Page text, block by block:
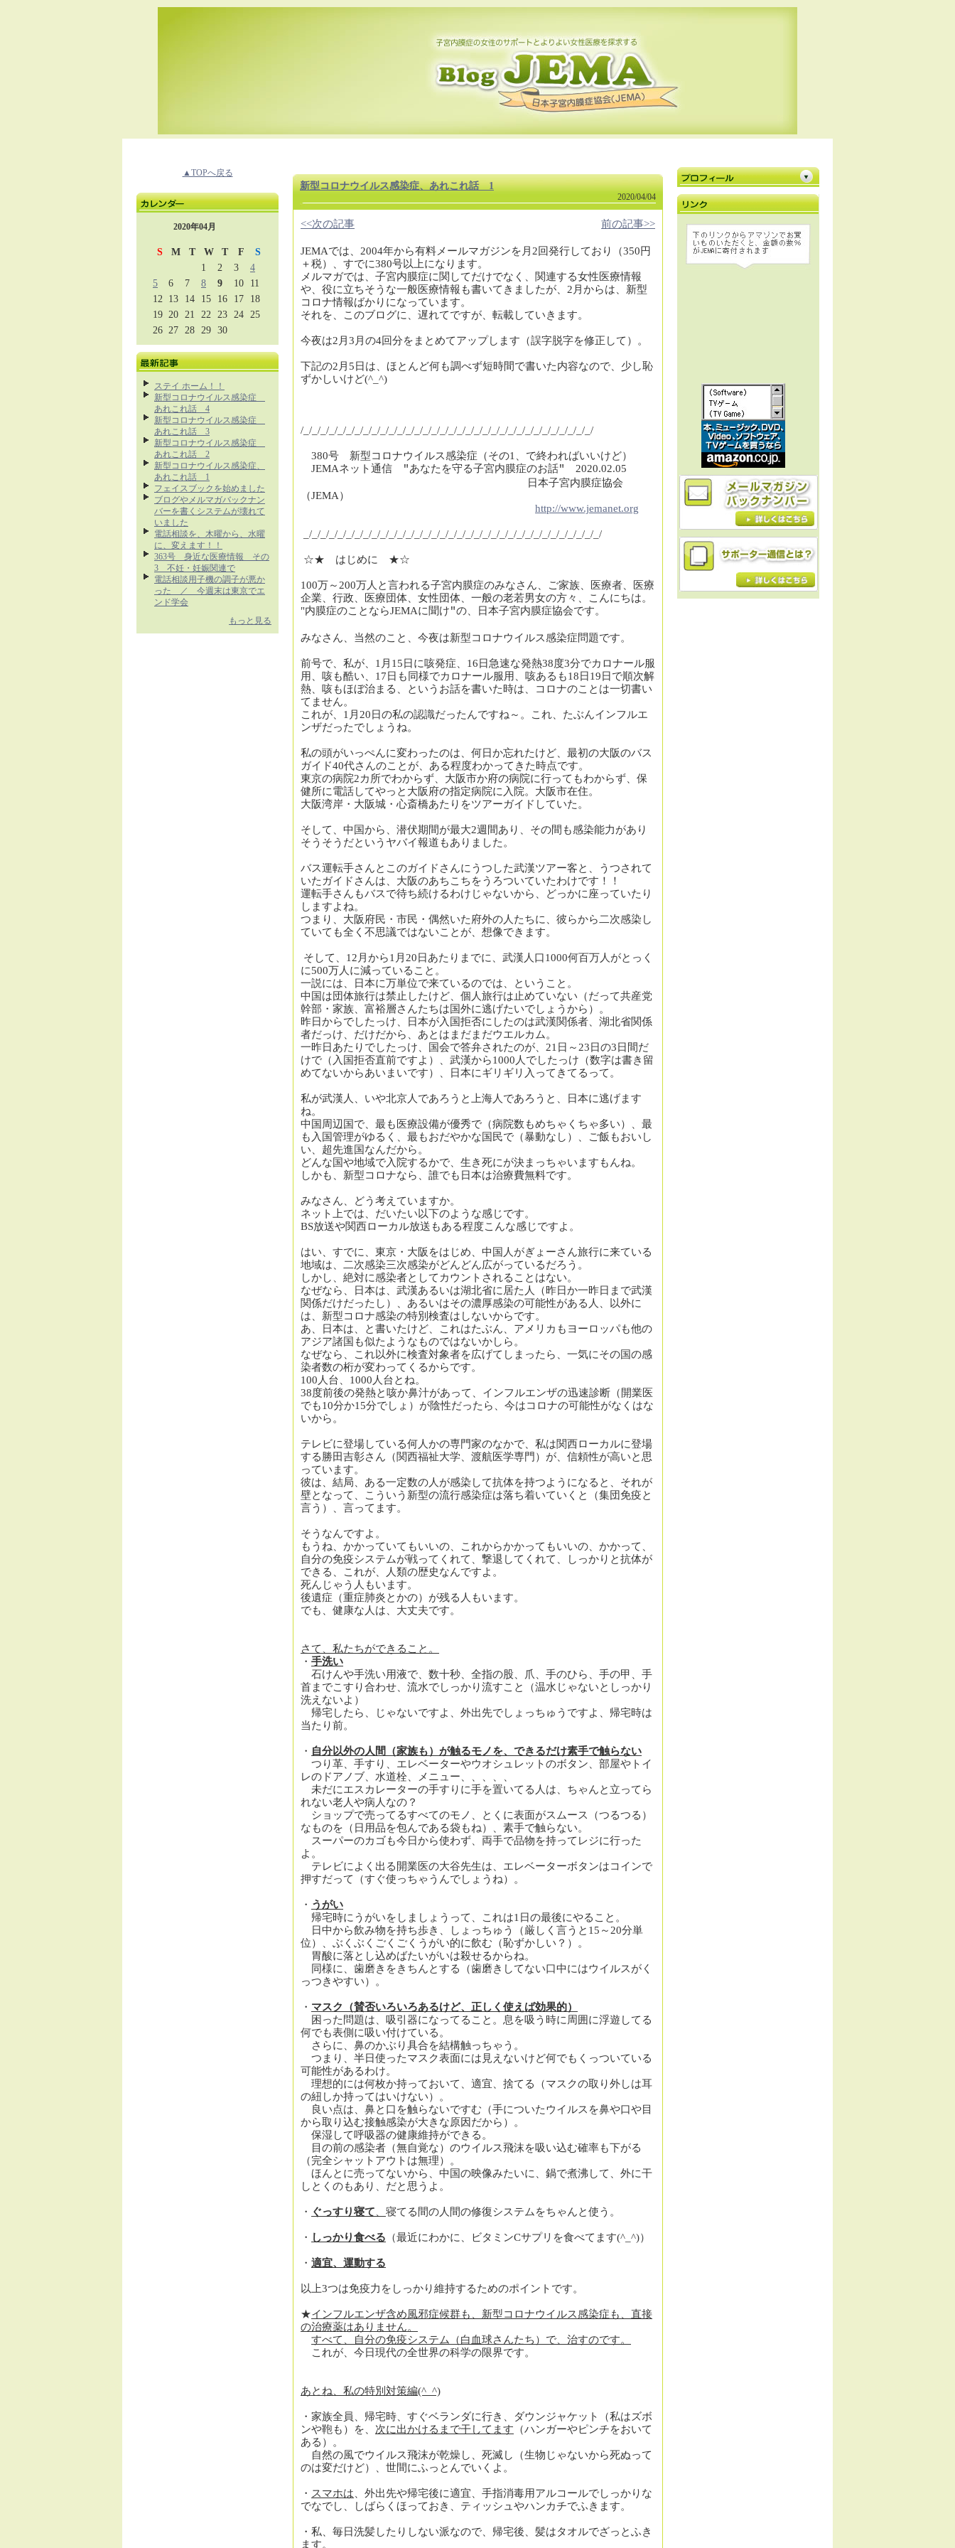
新型コロナウイルス感染症、あれこれ話 1
2020/04/04
<<次の記事 前の記事>>
JEMAでは、2004年から有料メールマガジンを月2回発行しており（350円
＋税）、 すでに380号以上になります。
メルマガでは、子宮内膜症に関してだけでなく、関連する女性医療情報
や、役に立ちそうな一般医療情報も書いてきましたが、 2月からは、新型
コロナ情報ばかりになっています。
それを、このブログに、遅れてですが、転載していきます。
今夜は2月3月の4回分をまとめてアップします（誤字脱字を修正して）。
下記の2月5日は、ほとんど何も調べず短時間で書いた内容なので、少し恥
ずかしいけど(^_^)
/_/_/_/_/_/_/_/_/_/_/_/_/_/_/_/_/_/_/_/_/_/_/_/_/_/_/_/_/_/_/_/_/_/_/
380号 新型コロナウイルス感染症（その1
、で終わればいいけど）
JEMAネット通信 "あなたを守る子宮内膜症のお話"
2020.02.05
日本子宮内膜症協会
（JEMA）
http://www.jemanet.org
_/_/_/_/_/_/_/_/_/_/_/_/_/_/_/_/_/_/_/_/_/_/_/_/_/_/_/_/_/_/_/_/_/_/_/
☆★ はじめに ★☆
100万～ 200万人と言われる子宮内膜症のみなさん、ご家族、医療者、医療
企業、 行政、医療団体、女性団体、一般の老若男女の方々、こんにちは。
"内膜症のことならJEMAに聞け"の、日本子宮内膜症協会です。
みなさん、当然のこと、今夜は新型コロナウイルス感染症問題です。
前号で、私が、 1 月 15 日に咳発症、 16 日急速な発熱38度3分でカロナール服
用、 咳も酷い、 17 日も同様でカロナール服用、咳あるも18 日 19 日で順次解
熱、 咳もほぼ治まる、というお話を書いた時は、コロナのことは一切書い
てません。
これが、 1 月 20 日の私の認識だったんですね～。
これ、たぶんインフルエ
ンザだったでしょうね。
私の頭がいっぺんに変わったのは、何日か忘れたけど、最初の大阪のバス
ガイド40代さんのことが、ある程度わかってきた時点です。
東京の病院2カ所でわからず、大阪市か府の病院に行ってもわからず、保
健所に電話してやっと大阪府の指定病院に入院。 大阪市在住。
大阪湾岸・大阪城・心斎橋あたりをツアーガイドしていた。
そして、中国から、潜伏期間が最大2週間あり、その間も感染能力があり
そうそうだというヤバイ報道もありました。
バス運転手さんとこのガイドさんにうつした武漢ツアー客と、うつされて
いたガイドさんは、大阪のあちこちをうろついていたわけです！！
運転手さんもバスで待ち続けるわけじゃないから、どっかに座っていたり
しますよね。
つまり、大阪府民・市民・偶然いた府外の人たちに、彼らから二次感染し
ていても全く不思議ではないことが、想像できます。
そして、 12 月から1 月 20 日あたりまでに、武漢人口1000何百万人がとっく
に500万人に減っていること。
一説には、日本に万単位で来ているのでは、ということ。
中国は団体旅行は禁止したけど、個人旅行は止めていない（だって共産党
幹部・ 家族、富裕層さんたちは国外に逃げたいでしょうから）。
昨日からでしたっけ、日本が入国拒否にしたのは武漢関係者、湖北省関係
者だっけ、だけだから、あとはまだまだウエルカム。
一昨日あたりでしたっけ、国会で答弁されたのが、 21 日～ 23 日の3 日間だ
けで （入国拒否直前ですよ）、武漢から1000 人でしたっけ（数字は書き留
めてないからあいまいです）、日本にギリギリ入ってきてるって。
私が武漢人、いや北京人であろうと上海人であろうと、日本に逃げます
ね。
中国周辺国で、最も医療設備が優秀で（病院数もめちゃくちゃ多い）、 最
も入国管理がゆるく、最もおだやかな国民で（暴動なし）、ご飯もおい し
い、超先進国なんだから。
どんな国や地域で入院するかで、生き死にが決まっちゃいますもんね。
しかも、新型コロナなら、誰でも日本は治療費無料です。
みなさん、どう考えていますか。
ネット上では、だいたい以下のような感じです。
BS放送や関西ローカル放送もある程度こんな感じですよ。
はい、すでに、東京・大阪をはじめ、中国人がぎょーさん旅行に来ている
地域は、二次感染三次感染がどんどん広がっているだろう。
しかし、絶対に感染者としてカウントされることはない。
なぜなら、日本は、武漢あるいは湖北省に居た人（昨日か一昨日まで武漢
関係だけだったし）、あるいはその濃厚感染の可能性がある人、以外に
は、 新型コロナ感染の特別検査はしないからです。
あ、日本は、と書いたけど、これはたぶん、アメリカもヨーロッパも他の
アジア諸国も似たようなものではないかしら。
なぜなら、これ以外に検査対象者を広げてしまったら、一気にその国の感
染者数の桁が変わってくるからです。
100 人台、 1000 人台とね。
38度前後の発熱と咳か鼻汁があって、インフルエンザの迅速診断（開業医
でも10分か15分でしょ）が陰性だったら、今はコロナの可能性がなくはな
いから。
テレビに登場している何人かの専門家のなかで、私は関西ローカルに登場
する勝田吉彰さん（関西福祉大学、渡航医学専門）が、信頼性が高いと 思
っています。
彼は、結局、ある一定数の人が感染して抗体を持つようになると、それが
壁となって、こういう新型の流行感染症は落ち着いていくと（集団免疫と
言う）、言ってます。
そうなんですよ。
もうね、かかっていてもいいの、これからかかってもいいの、かかって、
自分の免疫システムが戦ってくれて、撃退してくれて、しっかりと抗体が
できる、これが、人類の歴史なんですよ。
死んじゃう人もいます。
後遺症（重症肺炎とかの）が残る人もいます。
でも、健康な人は、大丈夫です。
さて、私たちができること。
・ 手洗い
石けんや手洗い用液で、数十秒、全指の股、爪、手のひら、手の甲、手
首までこすり合わせ、流水でしっかり流すこと（温水じゃないとしっかり
洗え ないよ）
帰宅したら、じゃないですよ、外出先でしょっちゅうですよ、帰宅時は
当たり前。
・ 自分以外の人間（家族も）が触るモノを、できるだけ素手で触らない
つり革、手すり、エレベーターやウオシュレットのボタン、部屋やトイ
レのドアノブ、水道栓、メニュー、、、、、
未だにエスカレーターの手すりに手を置いてる人は、ちゃんと立ってら
れない老人や病人なの？
ショップで売ってるすべてのモノ、とくに表面がスムース（つるつる）
な ものを（日用品を包んである袋もね）、素手で触らない。
スーパーのカゴも今日から使わず、両手で品物を持ってレジに行った
よ。
テレビによく出る開業医の大谷先生は、エレベーターボタンはコインで
押すだって（すぐ使っちゃうんでしょうね）。
・ うがい
帰宅時にうがいをしましょうって、これは1 日の最後にやること。
日中から飲み物を持ち歩き、しょっちゅう（厳しく言うと 15 ～ 20分単
位）、 ぶくぶくごくごくうがい的に飲む（恥ずかしい？）。
胃酸に落とし込めばたいがいは殺せるからね。
同様に、歯磨きをきちんとする（歯磨きしてない口中にはウイルスがく
っつきやすい）。
・ マスク（賛否いろいろあるけど、正しく使えば効果的）
困った問題は、吸引器になってること。息を吸う時に周囲に浮遊してる
何でも表側に吸い付けている。
さらに、鼻のかぶり具合を結構触っちゃう。
つまり、半日使ったマスク表面には見えないけど何でもくっついている
可能性があるわけ。
理想的には何枚か持っておいて、適宜、捨てる（マスクの取り外しは耳
の紐しか持ってはいけない）。
良い点は、鼻と口を触らないですむ（手についたウイルスを鼻や口や目
から取り込む接触感染が大きな原因だから）。
保湿して呼吸器の健康維持ができる。
目の前の感染者（無自覚な）のウイルス飛沫を吸い込む確率も下がる
（完全シャットアウトは無理）。
ほんとに売ってないから、中国の映像みたいに、鍋で煮沸して、外に干
しとくのもあり、だと思うよ。
・ ぐっすり寝て 寝てる間の人間の修復システムをちゃんと使う。
・ しっかり食べる （最近にわかに、ビタミンCサプリを食べてます(^_^)）
・ 適宜、運動する
以上3つは免疫力をしっかり維持するためのポイントです。
★インフルエンザ含め風邪症候群も、新型コロナウイルス感染症も、直接
の治療薬はありません。
すべて、自分の免疫システム（白血球さんたち）で、治すのです。
これが、今日現代の全世界の科学の限界です。
あとね、私の特別対策編(^_^)
・家族全員、帰宅時、すぐベランダに行き、ダウンジャケット（私はズボ
ンや鞄も）を、 次に出かけるまで干してます （ハンガーやピンチをおいて
ある）。
自然の風でウイルス飛沫が乾燥し、死滅し（生物じゃないから死ぬって
のは変だけど）、世間にふっとんでいくよ。
・ スマホは 、外出先や帰宅後に適宜、手指消毒用アルコールでしっかりな
でなでし、しばらくほっておき、ティッシュやハンカチでふきます。
・私、毎日洗髪したりしない派なので、帰宅後、髪はタオルでざっとふき
ます。
▲TOPへ戻る
2020年04月
S M T W T F
S
1
2 3
4
5
6 7 8 9 10
11
12
13 14 15 16 17
18
19 20 21 22 23 24
25
26 27 28 29 30
ステイ ホーム！！
新型コロナウイルス感染症
あれこれ話 4
新型コロナウイルス感染症
あれこれ話 3
新型コロナウイルス感染症
あれこれ話 2
新型コロナウイルス感染症、
あれこれ話 1
フェイスブックを始めました
ブログやメルマガバックナン
バーを書くシステムが壊れて
いました
電話相談を、木曜から、水曜
に、変えます！！
363号 身近な医療情報 その
3 不妊・妊娠関連で
電話相談用子機の調子が悪か
った ／ 今週末は東京でエ
ンド学会
もっと見る